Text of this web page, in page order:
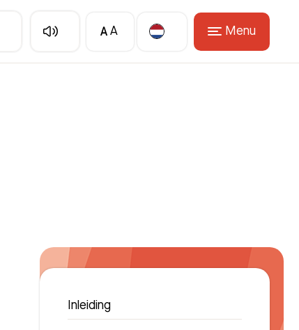
A A Menu
Inleiding